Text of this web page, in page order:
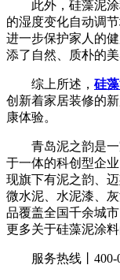
此外，硅藻泥涂
的湿度变化自动调
进一步保护家人的
添了自然、质朴的美
综上所述， 硅
创新着家居装修的
康体验。
青岛泥之韵是一
于一体的科创型企
现旗下有泥之韵、
微水泥、水泥漆、
品覆盖全国千余城
更多关于硅藻泥涂
服务热线丨400-